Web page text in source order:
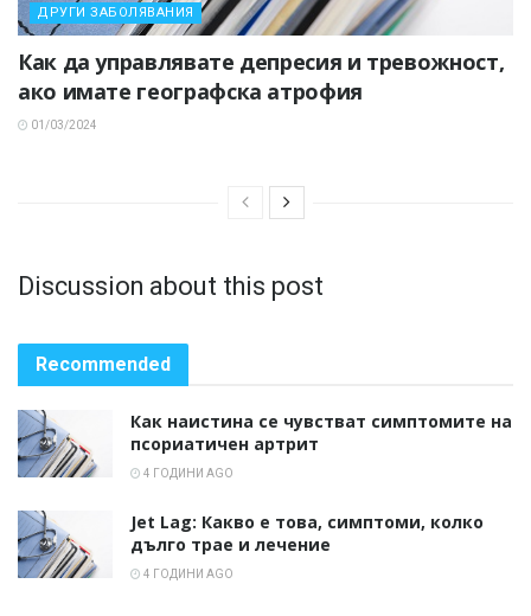
ДРУГИ ЗАБОЛЯВАНИЯ
Как да управлявате депресия и тревожност,
ако имате географска атрофия
01/03/2024
Discussion about this post
Recommended
Как наистина се чувстват симптомите на
псориатичен артрит
4 ГОДИНИ AGO
Jet Lag: Какво е това, симптоми, колко
дълго трае и лечение
4 ГОДИНИ AGO